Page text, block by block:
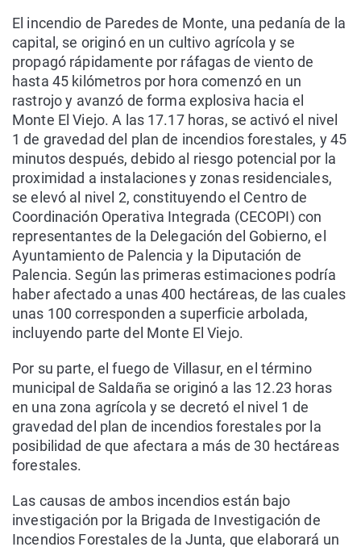
El incendio de Paredes de Monte, una pedanía de la
capital, se originó en un cultivo agrícola y se
propagó rápidamente por ráfagas de viento de
hasta 45 kilómetros por hora comenzó en un
rastrojo y avanzó de forma explosiva hacia el
Monte El Viejo. A las 17.17 horas, se activó el nivel
1 de gravedad del plan de incendios forestales, y 45
minutos después, debido al riesgo potencial por la
proximidad a instalaciones y zonas residenciales,
se elevó al nivel 2, constituyendo el Centro de
Coordinación Operativa Integrada (CECOPI) con
representantes de la Delegación del Gobierno, el
Ayuntamiento de Palencia y la Diputación de
Palencia. Según las primeras estimaciones podría
haber afectado a unas 400 hectáreas, de las cuales
unas 100 corresponden a superficie arbolada,
incluyendo parte del Monte El Viejo.
Por su parte, el fuego de Villasur, en el término
municipal de Saldaña se originó a las 12.23 horas
en una zona agrícola y se decretó el nivel 1 de
gravedad del plan de incendios forestales por la
posibilidad de que afectara a más de 30 hectáreas
forestales.
Las causas de ambos incendios están bajo
investigación por la Brigada de Investigación de
Incendios Forestales de la Junta, que elaborará un